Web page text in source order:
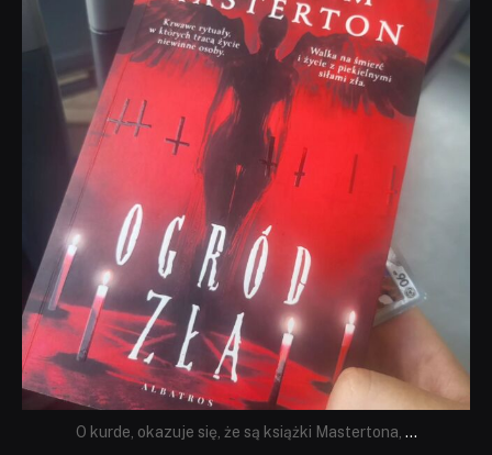
O kurde, okazuje się, że są książki Mastertona, ...